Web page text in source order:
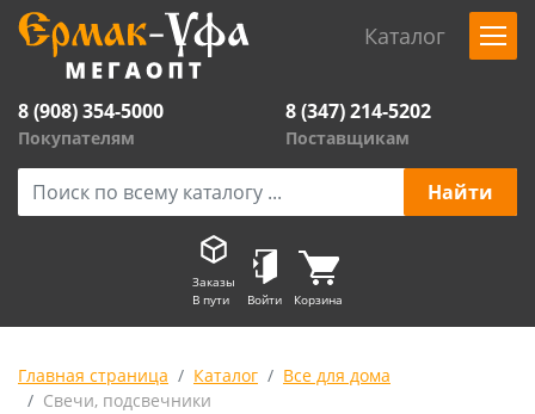
Каталог
8 (908) 354-5000
Покупателям
8 (347) 214-5202
Поставщикам
Заказы
В пути
Войти Корзина
Главная страница Каталог
Все для дома
Свечи, подсвечники